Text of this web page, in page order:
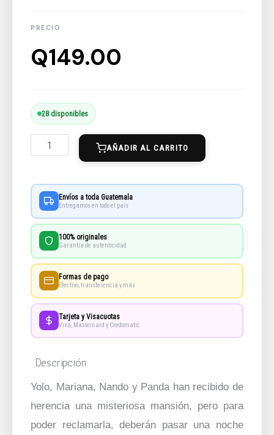
Q149.00
28 disponibles
Yolo
cantidad
AÑADIR AL CARRITO
Envíos a toda Guatemala
Entregamos en todo el país
100% originales
Garantía de autenticidad
Formas de pago
Efectivo, transferencia y más
Tarjeta y Visacuotas
Visa, Mastercard y Credomatic
Descripción:
Yolo, Mariana, Nando y Panda han recibido de
herencia una misteriosa mansión, pero para
poder reclamarla, deberán pasar una noche